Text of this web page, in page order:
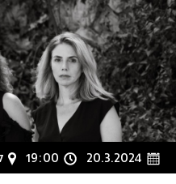
20.3.2024
19:00